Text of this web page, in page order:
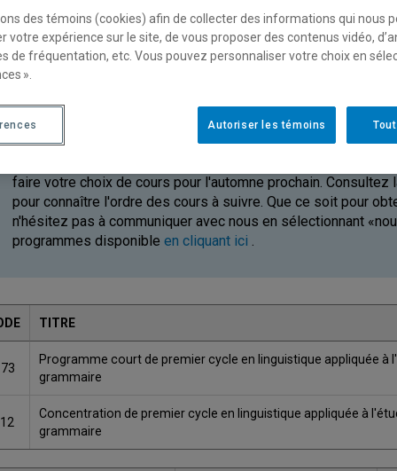
l'étude de la grammaire
Faculté des sciences humaines
faire votre choix de cours pour l'automne prochain.
pour connaître l'ordre des cours à suivre. Que ce soit pour
n'hésitez pas à communiquer avec nous en sélectionnant
programmes disponible en cliquant ici .
TITRE
Programme court de premier cycle en linguistique appliquée à
grammaire
Concentration de premier cycle en linguistique appliquée à
grammaire
des témoins (cookies) afin de collecter des informations qui nous
votre expérience sur le site, de vous proposer des contenus vidéo,
de fréquentation, etc. Vous pouvez personnaliser votre choix en
».
Autoriser les témoins